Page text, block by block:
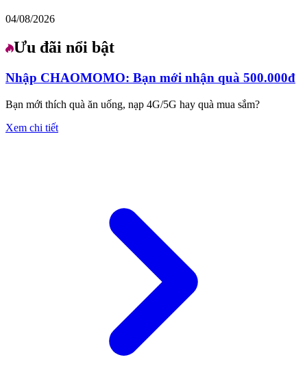
04/08/2026
Ưu đãi nổi bật
Nhập CHAOMOMO: Bạn mới nhận quà 500.000đ
Bạn mới thích quà ăn uống, nạp 4G/5G hay quà mua sắm?
Xem chi tiết